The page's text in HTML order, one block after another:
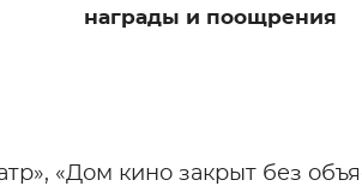
награды и поощрения
«Дом кино закрыт без